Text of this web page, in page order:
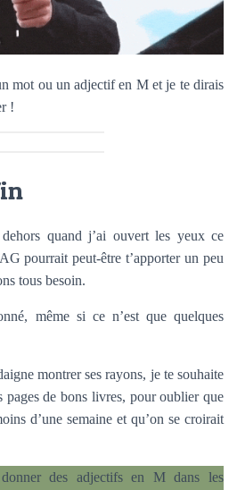
mot ou un adjectif en M et je te dirais
!
quand j’ai ouvert les yeux ce
pourrait peut-être t’apporter un peu
tous besoin.
même si ce n’est que quelques
montrer ses rayons, je te souhaite
pages de bons livres, pour oublier que
d’une semaine et qu’on se croirait
des adjectifs en M dans les